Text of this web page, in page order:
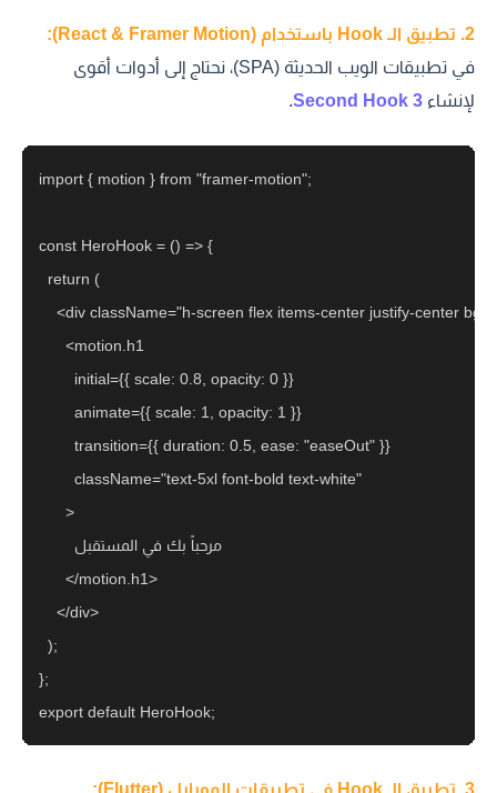
في تطبيقات الويب الحديثة (SPA)، نحتاج إلى أدوات أقوى
لإنشاء3 Second Hook
.
import { motion } from "framer-motion";
const HeroHook = () => {
  return (
<div className="h-screen flex items-center justify-center
      <motion.h1
        initial={{ scale: 0.8, opacity: 0 }}
        animate={{ scale: 1, opacity: 1 }}
        transition={{ duration: 0.5, ease: "easeOut" }}
        className="text-5xl font-bold text-white"
      >
        مرحباً بك في المستقبل
      </motion.h1>
    </div>